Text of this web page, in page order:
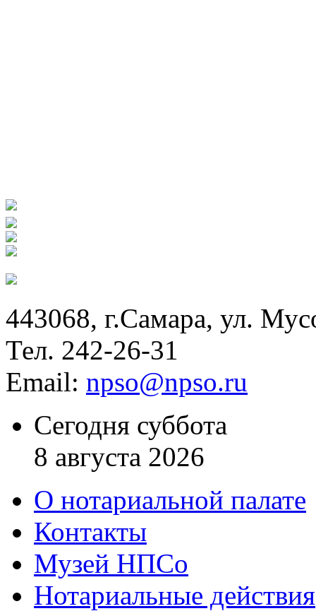
443068, г.Самара, ул.
Тел. 242-26-31
Email: npso@npso.ru
Сегодня суббота
8 августа 2026
О нотариальной палате
Контакты
Музей НПСо
Нотариальные действия